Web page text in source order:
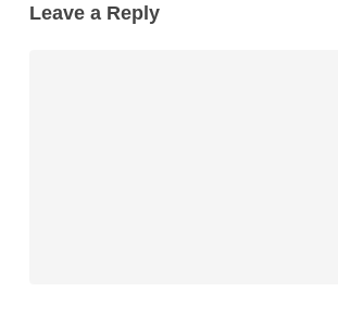
Leave a Reply